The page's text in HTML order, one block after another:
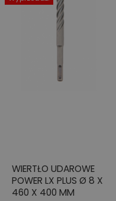
WIERTŁO UDAROWE
POWER LX PLUS Ø 8 X
460 X 400 MM